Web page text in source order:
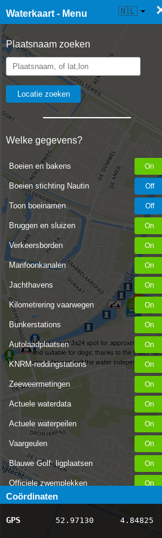
Waterkaart - Menu
Plaatsnaam zoeken
Welke gegevens?
Boeien en bakens
Boeien stichting Nautin
Toon boeinamen
Bruggen en sluizen
Verkeersborden
Marifoonkanalen
Jachthavens
Kilometrering vaarwegen
Bunkerstations
Autolaadplaatsen
KNRM-reddingstations
Zeeweermetingen
Actuele waterdata
Actuele waterpeilen
Vaargeulen
Blauwe Golf: ligplaatsen
Officiele zwemplekken
Stremmingen/hinder
AIS scheepsposities
Coördinaten
GPS 52.97130 4.84825
☰ Waterkaart Live 🇳🇱
Mooring spot 3x24 spot for approximately 6
and suitable for dogs; thanks to the trailer
can enter and exit the water independently